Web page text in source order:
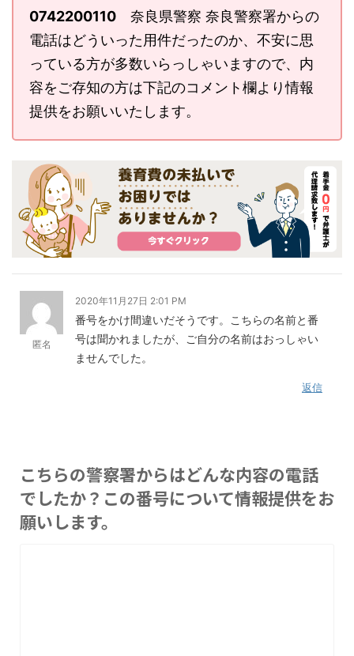
0742200110 奈良県警察 奈良警察署からの
電話はどういった用件だったのか、不安に思
っている方が多数いらっしゃいますので、内
容をご存知の方は下記のコメント欄より情報
提供をお願いいたします。
匿名
2020年11月27日 2:01 PM
番号をかけ間違いだそうです。こちらの名前と番
号は聞かれましたが、ご自分の名前はおっしゃい
ませんでした。
返信
こちらの警察署からはどんな内容の電話
でしたか？この番号について情報提供をお
願いします。